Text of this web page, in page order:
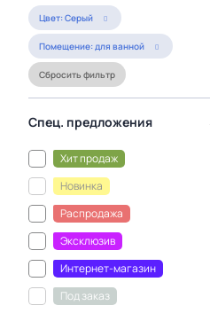
Цвет: Серый
Помещение: для ванной
Сбросить фильтр
Спец. предложения
Хит продаж
Новинка
Распродажа
Эксклюзив
Интернет-магазин
Под заказ